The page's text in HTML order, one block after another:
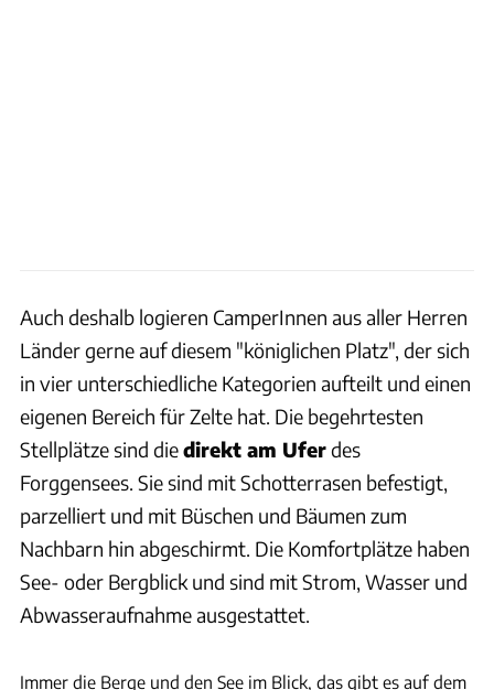
Auch deshalb logieren CamperInnen aus aller Herren
Länder gerne auf diesem "königlichen Platz", der sich
in vier unterschiedliche Kategorien aufteilt und einen
eigenen Bereich für Zelte hat. Die begehrtesten
Stellplätze sind diedirekt am Uferdes
Forggensees. Sie sind mit Schotterrasen befestigt,
parzelliert und mit Büschen und Bäumen zum
Nachbarn hin abgeschirmt. Die Komfortplätze haben
See- oder Bergblick und sind mit Strom, Wasser und
Abwasseraufnahme ausgestattet.
Immer die Berge und den See im Blick, das gibt es auf dem